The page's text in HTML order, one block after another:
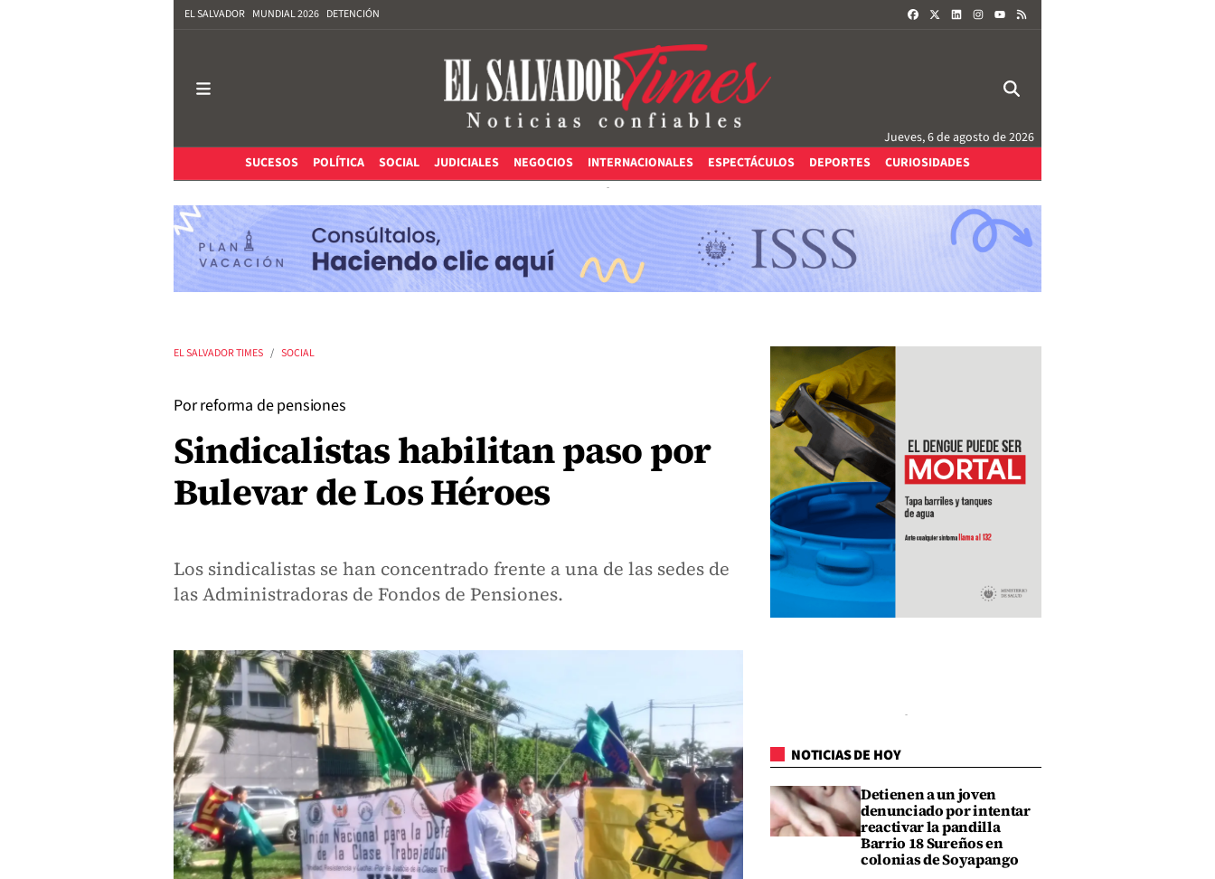
EL SALVADOR MUNDIAL 2026 DETENCIÓN FACEBOOKLINKEDININSTAGRAM
Jueves, 6 de agosto de 2026
SUCESOS
POLÍTICA SOCIAL JUDICIALES NEGOCIOS INTERNACIONALES ESPECTÁCULOS DEPORTES CURIOSIDADES
EL SALVADOR TIMES SOCIAL
Por reforma de pensiones
Sindicalistas habilitan paso por
Bulevar de Los Héroes
Los sindicalistas se han concentrado frente a una de las sedes de
las Administradoras de Fondos de Pensiones.
NOTICIAS DE HOY
Detienen a un joven
denunciado por intentar
reactivar la pandilla
Barrio 18 Sureños en
colonias de Soyapango